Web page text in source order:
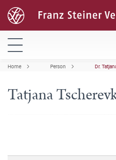
Home Person Dr.
Tatjana